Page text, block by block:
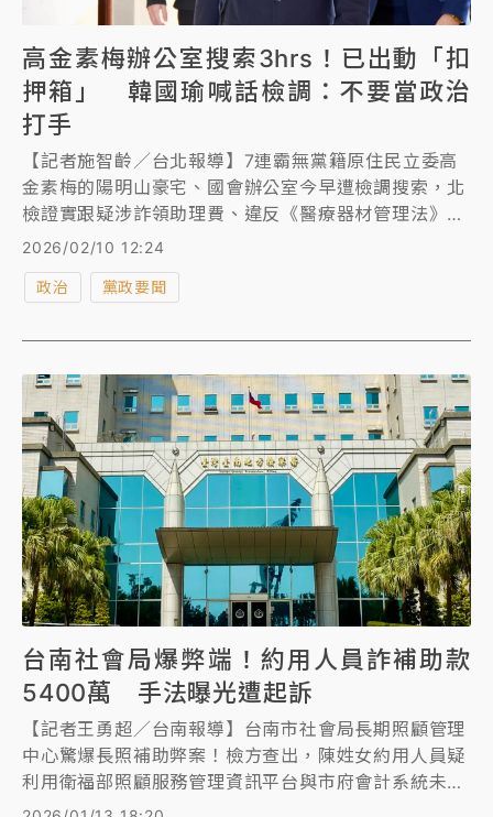
高金素梅辦公室搜索3hrs！已出動「扣
押箱」 韓國瑜喊話檢調：不要當政治
打手
【記者施智齡／台北報導】7連霸無黨籍原住民立委高
金素梅的陽明山豪宅、國會辦公室今早遭檢調搜索，北
檢證實跟疑涉詐領助理費、違反《醫療器材管理法》及
詐領協會補助款等3案有關。6名檢調人員從上午9點半
人員搬印有「扣押箱」文字的未組裝紙箱進入。立法院
法院尊重檢調，但希望調查一定要公正，並喊話檢調單
位要保有「高貴的靈魂」，千萬不要當政治的打手。
2026/02/10 12:24
政治 黨政要聞
台南社會局爆弊端！約用人員詐補助款
5400萬 手法曝光遭起訴
【記者王勇超／台南報導】台南市社會局長期照顧管理
中心驚爆長照補助弊案！檢方查出，陳姓女約用人員疑
利用衛福部照顧服務管理資訊平台與市府會計系統未完
整介接、缺乏勾稽查核漏洞，與2名特約醫療器材業者